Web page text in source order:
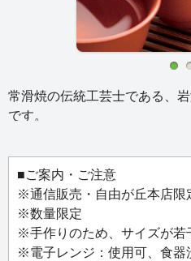
常滑焼の伝統工芸士である、
です。
お揃いの聞香杯でお茶の味と
【茶杯・聞香杯の使い方】
①筒形の聞香杯にお茶を注ぎ
②聞香杯から茶杯にお茶を移し
③聞香杯に残った香りを楽し
④茶杯のお茶を味わってくだ
■ご案内・ご注意
※通信販売・自由が丘本店限
※数量限定
※手作りのため、サイズが若
※電子レンジ：使用可、食器